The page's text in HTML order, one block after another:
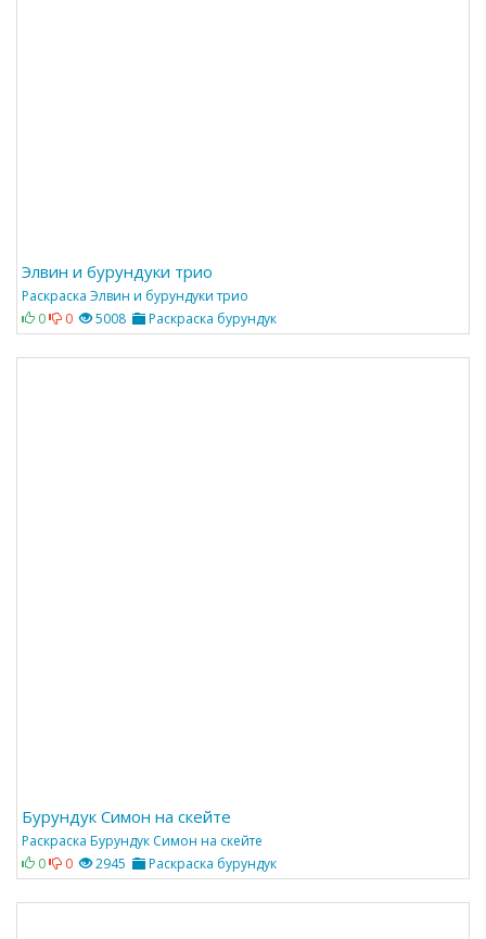
Элвин и бурундуки трио
Раскраска Элвин и бурундуки трио
0
0 5008 Раскраска бурундук
Бурундук Симон на скейте
Раскраска Бурундук Симон на скейте
0
0 2945 Раскраска бурундук